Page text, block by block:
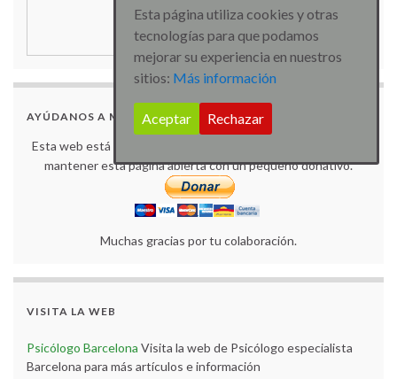
Delivered byFeedBurner
AYÚDANOS A MANTENER LA WEB ABIERTA
Esta web está libre de anuncios y banners molestos. Ayuda a
mantener esta página abierta con un pequeño donativo.
Muchas gracias por tu colaboración.
VISITA LA WEB
Psicólogo Barcelona Visita la web de Psicólogo especialista
Barcelona para más artículos e información
Esta página utiliza cookies y otras
tecnologías para que podamos
mejorar su experiencia en nuestros
sitios: Más información
Aceptar Rechazar